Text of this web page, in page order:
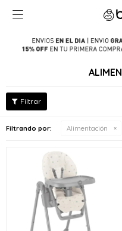

Filtrando por: Alimentación